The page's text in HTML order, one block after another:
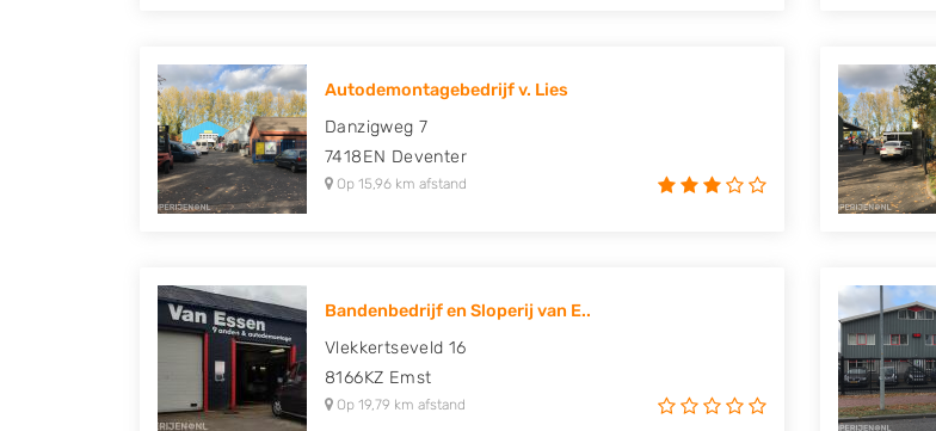
Autodemontagebedrijf v. Lies
Danzigweg 7
7418EN Deventer
Op 15,96 km afstand
Bandenbedrijf en Sloperij van E..
Vlekkertseveld 16
8166KZ Emst
Op 19,79 km afstand